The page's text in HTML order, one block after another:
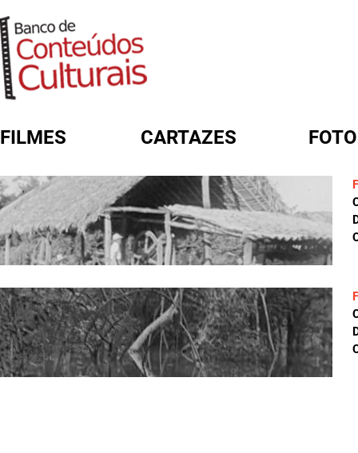
FILMES CARTAZES
FORMULÁRIO DE BUSCA